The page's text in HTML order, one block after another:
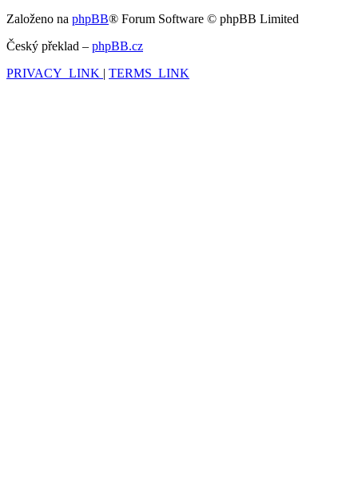
Založeno na phpBB® Forum Software © phpBB Limited
Český překlad – phpBB.cz
PRIVACY_LINK
TERMS_LINK